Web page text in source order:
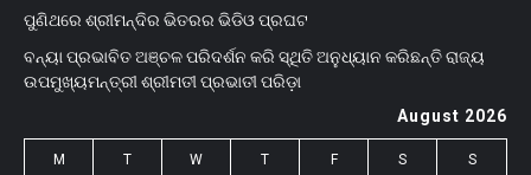
ପୁଣିଥରେ ଶ୍ରୀମନ୍ଦିର ଭିତରର ଭିଡିଓ ପ୍ରଘଟ
ବନ୍ୟା ପ୍ରଭାବିତ ଅଞ୍ଚଳ ପରିଦର୍ଶନ କରି ସ୍ଥିତି ଅନୁଧ୍ୟାନ କରିଛନ୍ତି ରାଜ୍ୟ
ଉପମୁଖ୍ୟମନ୍ତ୍ରୀ ଶ୍ରୀମତୀ ପ୍ରଭାତୀ ପରିଡ଼ା
August 2026
M T W T F S S